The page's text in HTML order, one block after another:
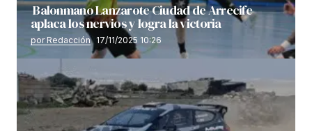
Balonmano Lanzarote Ciudad de Arrecife
aplaca los nervios y logra la victoria
por Redacción 17/11/2025 10:26